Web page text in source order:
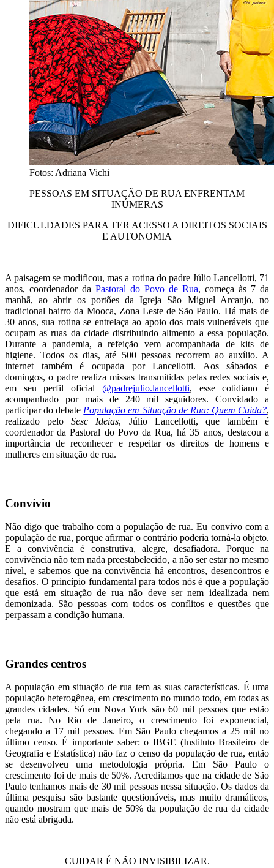
Fotos: Adriana Vichi
PESSOAS EM SITUAÇÃO DE RUA ENFRENTAM
INÚMERAS
DIFICULDADES PARA TER ACESSO A DIREITOS SOCIAIS
E AUTONOMIA
A paisagem se modificou, mas a rotina do padre Júlio Lancellotti, 71
anos, coordenador da Pastoral do Povo de Rua, começa às 7 da
manhã, ao abrir os portões da Igreja São Miguel Arcanjo, no
tradicional bairro da Mooca, Zona Leste de São Paulo. Há mais de
30 anos, sua rotina se entrelaça ao apoio dos mais vulneráveis que
ocupam as ruas da cidade distribuindo alimento a essa população.
Durante a pandemia, a refeição vem acompanhada de kits de
higiene. Todos os dias, até 500 pessoas recorrem ao auxílio. A
internet também é ocupada por Lancellotti. Aos sábados e
domingos, o padre realiza missas transmitidas pelas redes sociais e,
em seu perfil oficial @padrejulio.lancellotti, esse cotidiano é
acompanhado por mais de 240 mil seguidores. Convidado a
participar do debate População em Situação de Rua: Quem Cuida?,
realizado peloSesc Ideias, Júlio Lancellotti, que também é
coordenador da Pastoral do Povo da Rua, há 35 anos, destacou a
importância de reconhecer e respeitar os direitos de homens e
mulheres em situação de rua.
Convívio
Não digo que trabalho com a população de rua. Eu convivo com a
população de rua, porque afirmar o contrário poderia torná-la objeto.
E a convivência é construtiva, alegre, desafiadora. Porque na
convivência não tem nada preestabelecido, a não ser estar no mesmo
nível, e sabemos que na convivência há encontros, desencontros e
desafios. O princípio fundamental para todos nós é que a população
que está em situação de rua não deve ser nem idealizada nem
demonizada. São pessoas com todos os conflitos e questões que
perpassam a condição humana.
Grandes centros
A população em situação de rua tem as suas características. É uma
população heterogênea, em crescimento no mundo todo, em todas as
grandes cidades. Só em Nova York são 60 mil pessoas que estão
pela rua. No Rio de Janeiro, o crescimento foi exponencial,
chegando a 17 mil pessoas. Em São Paulo chegamos a 25 mil no
último censo. É importante saber: o IBGE (Instituto Brasileiro de
Geografia e Estatística) não faz o censo da população de rua, então
se desenvolveu uma metodologia própria. Em São Paulo o
crescimento foi de mais de 50%. Acreditamos que na cidade de São
Paulo tenhamos mais de 30 mil pessoas nessa situação. Os dados da
última pesquisa são bastante questionáveis, mas muito dramáticos,
quando mostram que mais de 50% da população de rua da cidade
não está abrigada.
CUIDAR É NÃO INVISIBILIZAR.